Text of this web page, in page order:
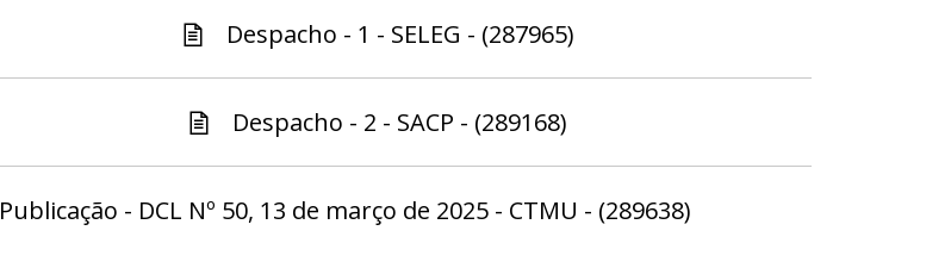
Despacho - 1 - SELEG - (287965)
Despacho - 2 - SACP - (289168)
Publicação - DCL Nº 50, 13 de março de 2025 - CTMU - (289638)